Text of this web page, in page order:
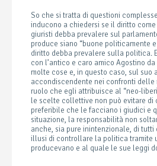
So che si tratta di questioni
inducono a chiedersi se il diritto
giuristi debba prevalere sul
produce siano “buone politicamente
diritto debba prevalere sulla politica.
con l’antico e caro amico Agostino
molte cose e, in questo caso, sul suo
accondiscendente nei confronti delle
ruolo che egli attribuisce al “neo-
le scelte collettive non può evitare di
preferibile che le facciano i giudici e
situazione, la responsabilità non
anche, sia pure inintenzionale, di tutti
illusi di controllare la politica tramite
producevano e al quale le sue leggi